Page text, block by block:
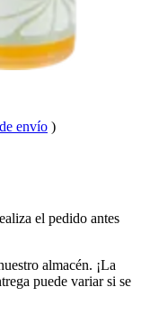
envío )
el pedido antes
almacén. ¡La
puede variar si se